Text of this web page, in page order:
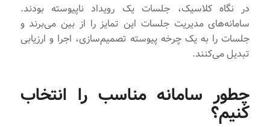
در نگاه کلاسیک، جلسات یک رویداد ناپیوسته بودند.
سامانه‌های مدیریت جلسات این تمایز را از بین می‌برند و
جلسات را به یک چرخه پیوسته تصمیم‌سازی، اجرا و ارزیابی
تبدیل می‌کنند.
چطور سامانه مناسب را انتخاب
کنیم؟